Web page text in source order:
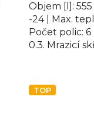
Objem [l]:
-24 | Max.
Počet polic:
0.3. Mrazicí
TOP